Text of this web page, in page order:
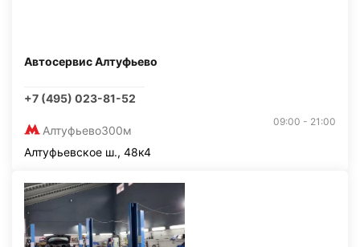
Автосервис Алтуфьево
+7 (495) 023-81-52
Алтуфьево300м
09:00 - 21:00
Алтуфьевское ш., 48к4